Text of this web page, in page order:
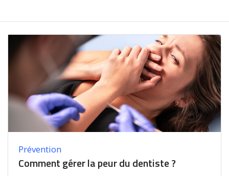
Prévention
Comment gérer la peur du dentiste ?